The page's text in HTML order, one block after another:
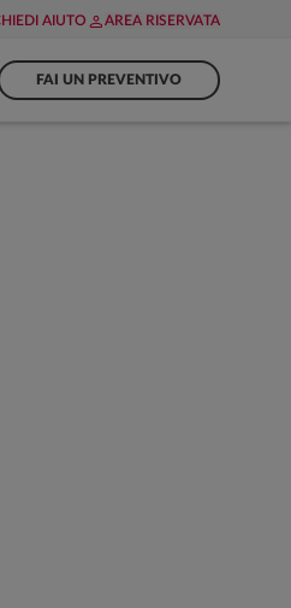
AIUTO AREA RISERVATA
FAI UN PREVENTIVO